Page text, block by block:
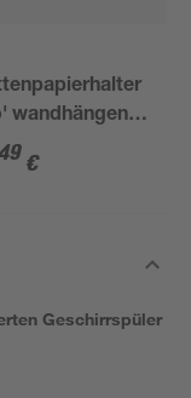
wandhängend
€
Geschirrspüler